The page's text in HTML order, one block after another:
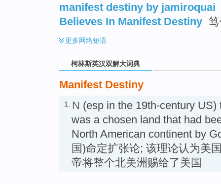
manifest destiny by jamiroquai
Believes In Manifest Destiny
更多网络短语
柯林斯英汉双解大词典
Manifest Destiny
1. N (esp in the 19th-century
was a chosen land that had
North American continent by
国)命定扩张论; 该理论认为美
帝将整个北美洲赐给了美国